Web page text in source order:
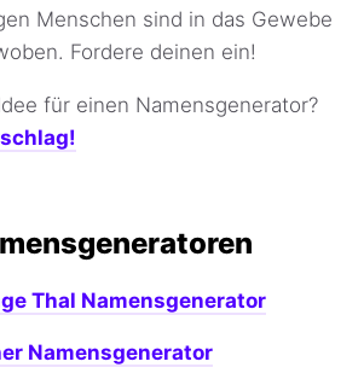
Menschen sind in das Gewebe
Fordere deinen ein!
für einen Namensgenerator?
Thal Namensgenerator
Namensgenerator